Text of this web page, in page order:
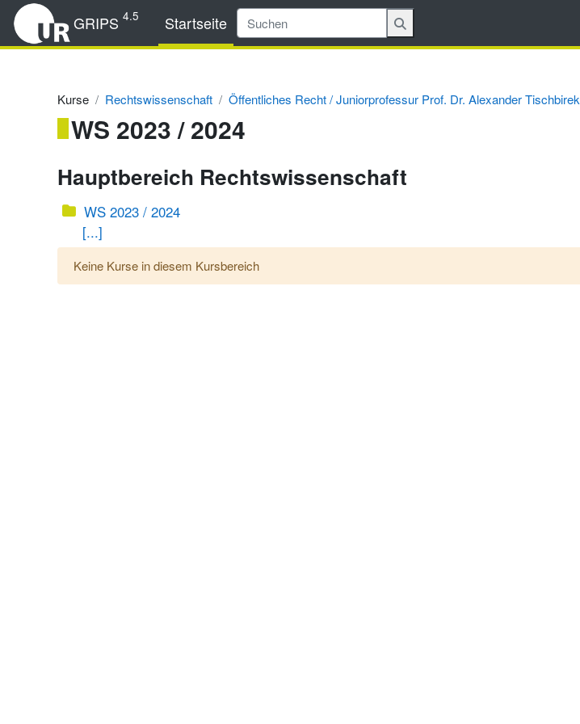
Zum Hauptinhalt
GRIPS 4.5 Startseite
Kurse Rechtswissenschaft Öffentliches Recht / Juniorprofessur Prof. Dr. Alexander Tischbirek
WS 2023 / 2024
Hauptbereich Rechtswissenschaft
WS 2023 / 2024
[...]
Keine Kurse in diesem Kursbereich